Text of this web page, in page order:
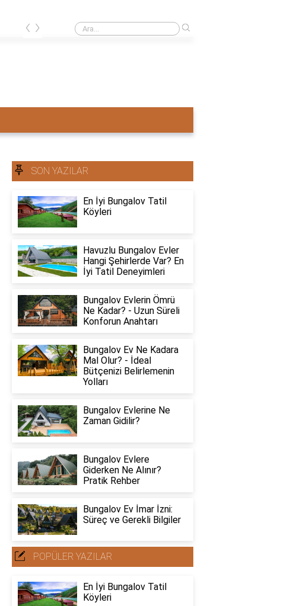
Ahşap ev mi pahalı beton ev mi?
‹ ›
SON YAZILAR
En İyi Bungalov Tatil
Köyleri
Havuzlu Bungalov Evler
Hangi Şehirlerde Var? En
İyi Tatil Deneyimleri
Bungalov Evlerin Ömrü
Ne Kadar? - Uzun Süreli
Konforun Anahtarı
Bungalov Ev Ne Kadara
Mal Olur? - İdeal
Bütçenizi Belirlemenin
Yolları
Bungalov Evlerine Ne
Zaman Gidilir?
Bungalov Evlere
Giderken Ne Alınır?
Pratik Rehber
Bungalov Ev İmar İzni:
Süreç ve Gerekli Bilgiler
POPÜLER YAZILAR
En İyi Bungalov Tatil
Köyleri